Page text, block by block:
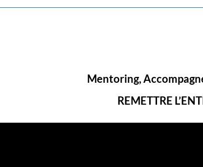
Mentoring,
REMETTRE